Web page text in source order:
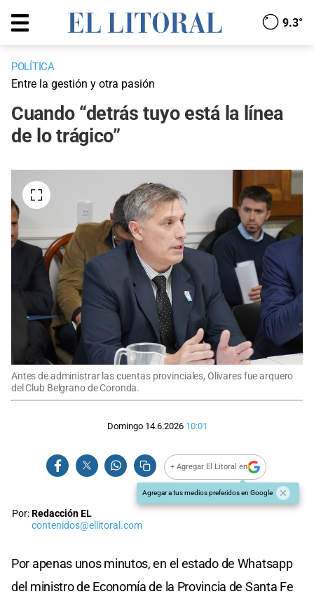
9.3°
POLÍTICA
Entre la gestión y otra pasión
Cuando “detrás tuyo está la línea
de lo trágico”
Antes de administrar las cuentas provinciales, Olivares fue arquero
del Club Belgrano de Coronda.
Domingo 14.6.2026 10:01
+ Agregar El Litoral en
Agregar a tus medios preferidos en Google
Por:Redacción EL
contenidos@ellitoral.com
Por apenas unos minutos, en el estado de Whatsapp
del ministro de Economía de la Provincia de Santa Fe